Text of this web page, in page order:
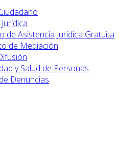
de Asistencia Jurídica Gratuita
de Mediación
y Salud de Personas
Denuncias